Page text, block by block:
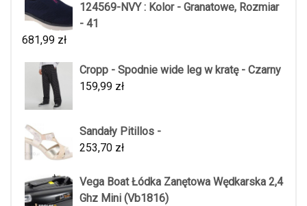
124569-NVY : Kolor - Granatowe, Rozmiar
- 41
681,99 zł
Cropp - Spodnie wide leg w kratę - Czarny
159,99 zł
Sandały Pitillos -
253,70 zł
Vega Boat Łódka Zanętowa Wędkarska 2,4
Ghz Mini (Vb1816)